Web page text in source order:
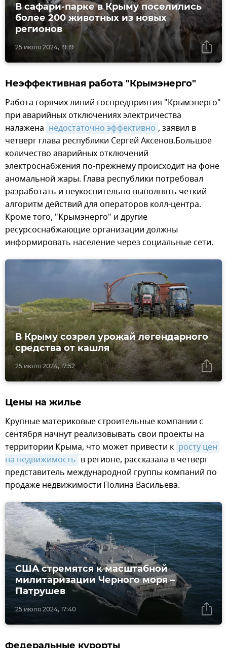
25 июля 2024, 19:19
В сафари-парке в Крыму поселились
более 200 животных из новых
регионов
Неэффективная работа "Крымэнерго"
Работа горячих линий госпредприятия "Крымэнерго"
при аварийных отключениях электричества
налажена недостаточно эффективно , заявил в
четверг глава республики Сергей Аксенов.Большое
количество аварийных отключений
электроснабжения по-прежнему происходит на фоне
аномальной жары. Глава республики потребовал
разработать и неукоснительно выполнять четкий
алгоритм действий для операторов колл-центра.
Кроме того, "Крымэнерго" и другие
ресурсоснабжающие организации должны
информировать население через социальные сети.
25 июля 2024, 17:52
В Крыму созрел урожай легендарного
средства от кашля
Цены на жилье
Крупные материковые строительные компании с
сентября начнут реализовывать свои проекты на
территории Крыма, что может привести к росту цен
на недвижимость в регионе, рассказала в четверг
представитель международной группы компаний по
продаже недвижимости Полина Васильева.
25 июля 2024, 17:40
США стремятся к масштабной
милитаризации Черного моря –
Патрушев
Федеральные курорты